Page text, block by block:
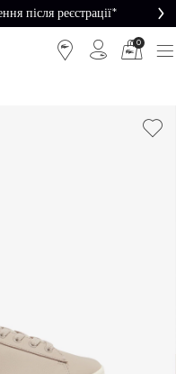
після реєстрації*
0